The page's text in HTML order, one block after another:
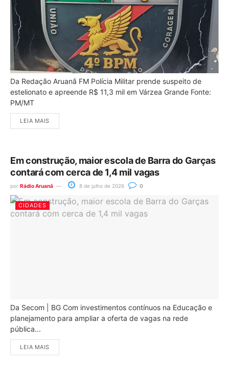
Da Redação Aruanã FM Polícia Militar prende suspeito de
estelionato e apreende R$ 11,3 mil em Várzea Grande Fonte:
PM/MT
LEIA MAIS
Em construção, maior escola de Barra do Garças
contará com cerca de 1,4 mil vagas
por Rádio Aruanã 8 de julho de 2026 0
CIDADES
Da Secom | BG Com investimentos contínuos na Educação e
planejamento para ampliar a oferta de vagas na rede
pública...
LEIA MAIS